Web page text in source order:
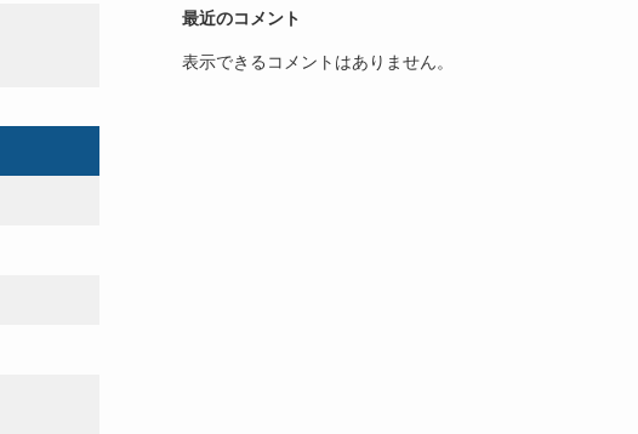
最近のコメント
表示できるコメントはありません。